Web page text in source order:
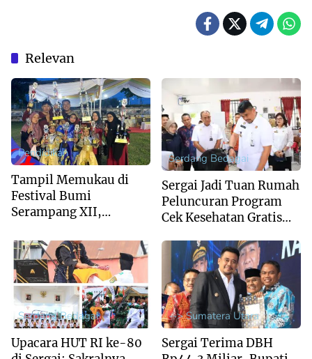
Relevan
Pendidikan
Tampil Memukau di
Festival Bumi
Serampang XII,
Husna Sabet Juara
Umum I
Serdang Bedagai
Sergai Jadi Tuan Rumah
Peluncuran Program
Cek Kesehatan Gratis
Sumut
Serdang Bedagai
Upacara HUT RI ke-80
--> Sumatera Utara
Sergai Terima DBH